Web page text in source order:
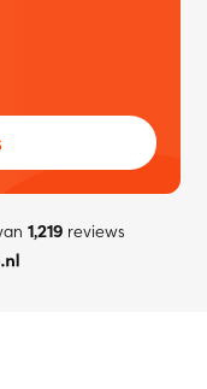
1,219reviews